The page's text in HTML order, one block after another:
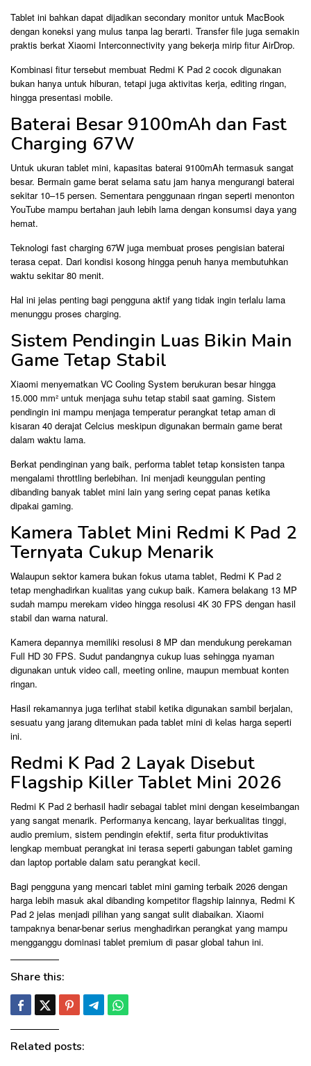
Tablet ini bahkan dapat dijadikan secondary monitor untuk MacBook
dengan koneksi yang mulus tanpa lag berarti. Transfer file juga semakin
praktis berkat Xiaomi Interconnectivity yang bekerja mirip fitur AirDrop.
Kombinasi fitur tersebut membuat Redmi K Pad 2 cocok digunakan
bukan hanya untuk hiburan, tetapi juga aktivitas kerja, editing ringan,
hingga presentasi mobile.
Baterai Besar 9100mAh dan Fast
Charging 67W
Untuk ukuran tablet mini, kapasitas baterai 9100mAh termasuk sangat
besar. Bermain game berat selama satu jam hanya mengurangi baterai
sekitar 10–15 persen. Sementara penggunaan ringan seperti menonton
YouTube mampu bertahan jauh lebih lama dengan konsumsi daya yang
hemat.
Teknologi fast charging 67W juga membuat proses pengisian baterai
terasa cepat. Dari kondisi kosong hingga penuh hanya membutuhkan
waktu sekitar 80 menit.
Hal ini jelas penting bagi pengguna aktif yang tidak ingin terlalu lama
menunggu proses charging.
Sistem Pendingin Luas Bikin Main
Game Tetap Stabil
Xiaomi menyematkan VC Cooling System berukuran besar hingga
15.000 mm² untuk menjaga suhu tetap stabil saat gaming. Sistem
pendingin ini mampu menjaga temperatur perangkat tetap aman di
kisaran 40 derajat Celcius meskipun digunakan bermain game berat
dalam waktu lama.
Berkat pendinginan yang baik, performa tablet tetap konsisten tanpa
mengalami throttling berlebihan. Ini menjadi keunggulan penting
dibanding banyak tablet mini lain yang sering cepat panas ketika
dipakai gaming.
Kamera Tablet Mini Redmi K Pad 2
Ternyata Cukup Menarik
Walaupun sektor kamera bukan fokus utama tablet, Redmi K Pad 2
tetap menghadirkan kualitas yang cukup baik. Kamera belakang 13 MP
sudah mampu merekam video hingga resolusi 4K 30 FPS dengan hasil
stabil dan warna natural.
Kamera depannya memiliki resolusi 8 MP dan mendukung perekaman
Full HD 30 FPS. Sudut pandangnya cukup luas sehingga nyaman
digunakan untuk video call, meeting online, maupun membuat konten
ringan.
Hasil rekamannya juga terlihat stabil ketika digunakan sambil berjalan,
sesuatu yang jarang ditemukan pada tablet mini di kelas harga seperti
ini.
Redmi K Pad 2 Layak Disebut
Flagship Killer Tablet Mini 2026
Redmi K Pad 2 berhasil hadir sebagai tablet mini dengan keseimbangan
yang sangat menarik. Performanya kencang, layar berkualitas tinggi,
audio premium, sistem pendingin efektif, serta fitur produktivitas
lengkap membuat perangkat ini terasa seperti gabungan tablet gaming
dan laptop portable dalam satu perangkat kecil.
Bagi pengguna yang mencari tablet mini gaming terbaik 2026 dengan
harga lebih masuk akal dibanding kompetitor flagship lainnya, Redmi K
Pad 2 jelas menjadi pilihan yang sangat sulit diabaikan. Xiaomi
tampaknya benar-benar serius menghadirkan perangkat yang mampu
mengganggu dominasi tablet premium di pasar global tahun ini.
Share this:
Related posts: